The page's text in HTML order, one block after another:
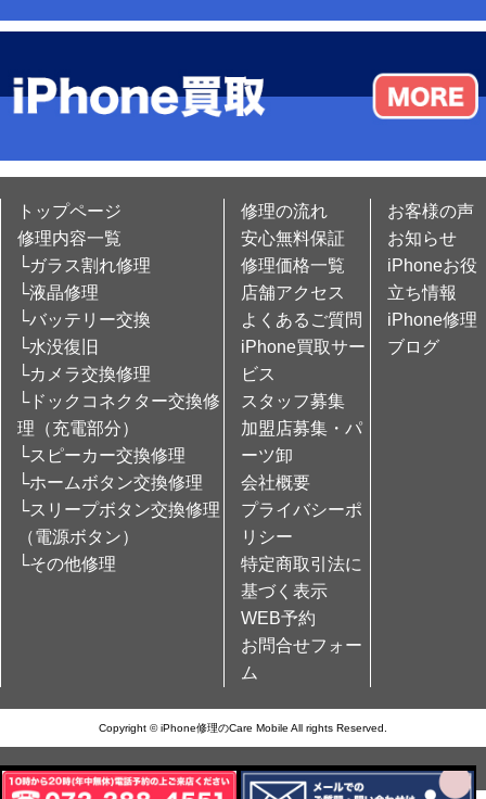
トップページ
修理内容一覧
└ガラス割れ修理
└液晶修理
└バッテリー交換
└水没復旧
└カメラ交換修理
└ドックコネクター交換修
理（充電部分）
└スピーカー交換修理
└ホームボタン交換修理
└スリープボタン交換修理
（電源ボタン）
└その他修理
修理の流れ
安心無料保証
修理価格一覧
店舗アクセス
よくあるご質問
iPhone買取サー
ビス
スタッフ募集
加盟店募集・パ
ーツ卸
会社概要
プライバシーポ
リシー
特定商取引法に
基づく表示
WEB予約
お問合せフォー
ム
お客様の声
お知らせ
iPhoneお役
立ち情報
iPhone修理
ブログ
Copyright © iPhone修理のCare Mobile All rights Reserved.